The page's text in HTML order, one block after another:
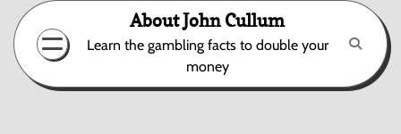
content
About John Cullum
Learn the gambling facts to double your
money